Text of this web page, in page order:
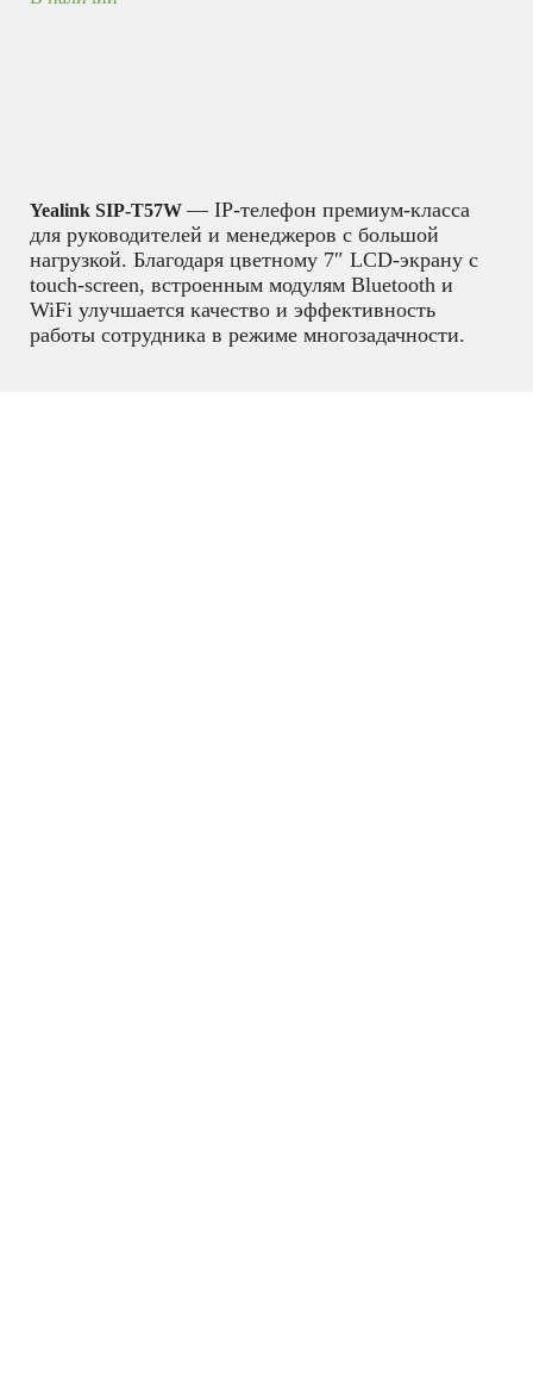
Yealink SIP-T57W — IP-телефон премиум-класса
для руководителей и менеджеров с большой
нагрузкой. Благодаря цветному 7″ LCD-экрану с
touch-screen, встроенным модулям Bluetooth и
WiFi улучшается качество и эффективность
работы сотрудника в режиме многозадачности.